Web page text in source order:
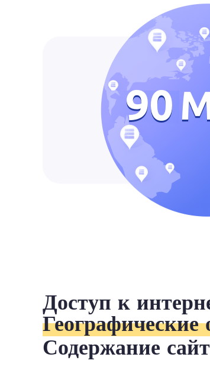
Доступ к
Географические
Содержание